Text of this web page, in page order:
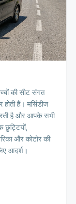
की सीट संगत
हैं। मर्सिडीज
है और आपके सभी
छुट्टियों,
और कोटोर की
आदर्श।